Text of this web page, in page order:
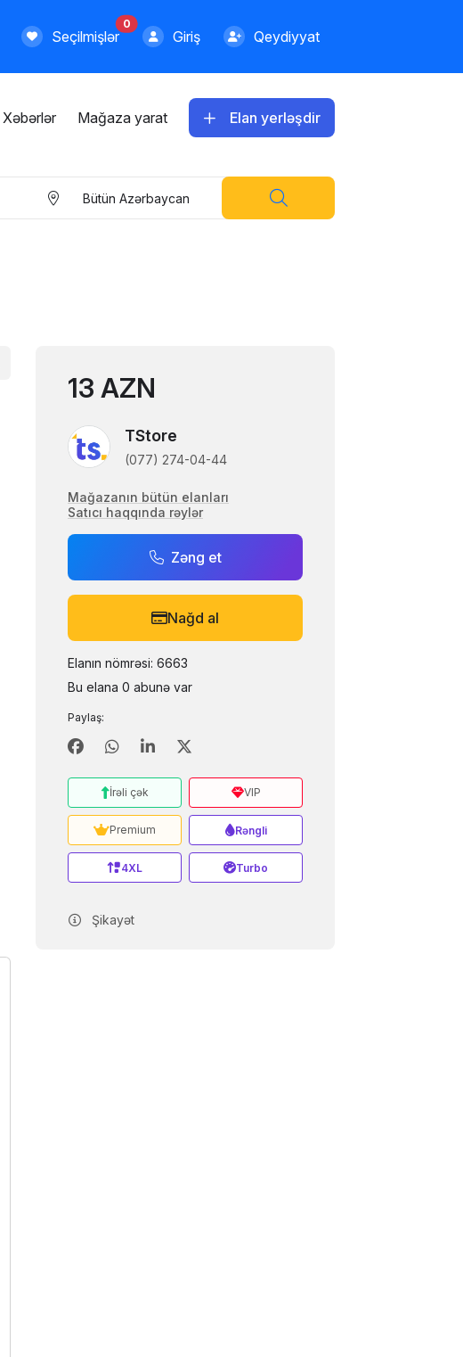
Seçilmişlər
0
Giriş Qeydiyyat
Xəbərlər Mağaza yarat Elan yerləşdir
Bütün Azərbaycan
13 AZN
TStore
(077) 274-04-44
Mağazanın bütün elanları
Satıcı haqqında rəylər
Zəng et
Nağd al
Elanın nömrəsi: 6663
Bu elana 0 abunə var
Paylaş:
İrəli çək VIP
Premium Rəngli
4XL Turbo
Şikayət